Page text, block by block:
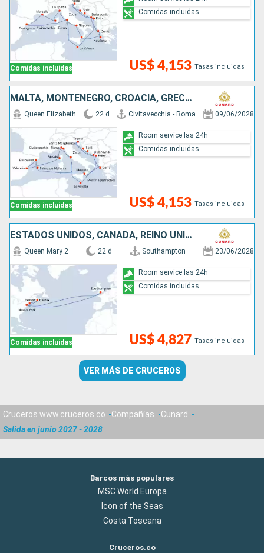
Comidas incluidas US$ 4,153 Tasas incluidas
Comidas incluidas
MALTA, MONTENEGRO, CROACIA, GRECIA, ESPAÑA, FRANCIA, ITALIA
Comidas incluidas
Queen Elizabeth 22 d Civitavecchia - Roma 09/06/2028
US$ 4,153 Tasas incluidas
Room service las 24h
Comidas incluidas
ESTADOS UNIDOS, CANADÁ, REINO UNIDO
Comidas incluidas
Queen Mary 2 22 d Southampton 23/06/2028
US$ 4,827 Tasas incluidas
Room service las 24h
Comidas incluidas
VER MÁS DE CRUCEROS
Cruceros www.cruceros.co Compañías
Cunard
Salida en junio 2027 - 2028
Barcos más populares
MSC World Europa
Icon of the Seas
Costa Toscana
Cruceros.co